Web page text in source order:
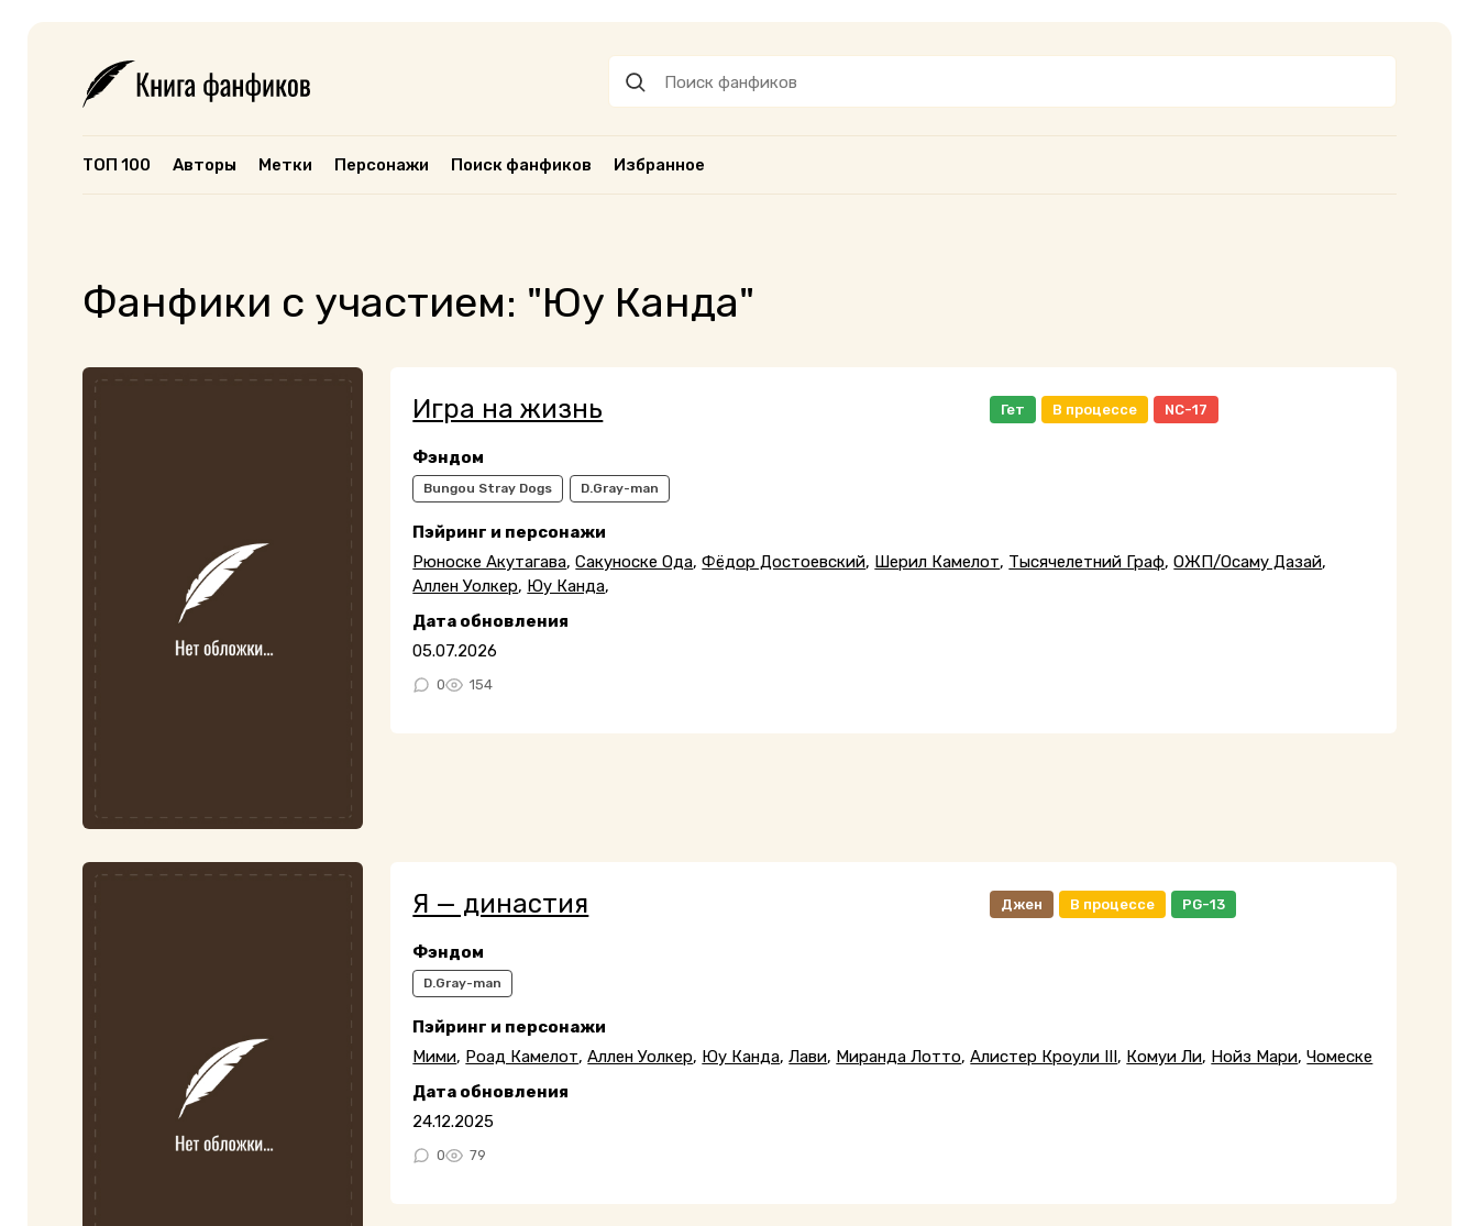
ТОП 100 Авторы Метки Персонажи Поиск фанфиков Избранное
Фанфики с участием: "Юу Канда"
Игра на жизнь Гет В процессе NC-17
Фэндом
Bungou Stray Dogs D.Gray-man
Пэйринг и персонажи
Рюноске Акутагава,Сакуноске Ода,Фёдор Достоевский, Шерил Камелот, Тысячелетний Граф,ОЖП/Осаму Дазай,
Аллен Уолкер, Юу Канда,
Дата обновления
05.07.2026
0 154
Я — династия Джен В процессе PG-13
Фэндом
D.Gray-man
Пэйринг и персонажи
Мими, Роад Камелот,Аллен Уолкер, Юу Канда,Лави, Миранда Лотто,Алистер Кроули III , Комуи Ли, Нойз Мари,Чомеске
Дата обновления
24.12.2025
0 79